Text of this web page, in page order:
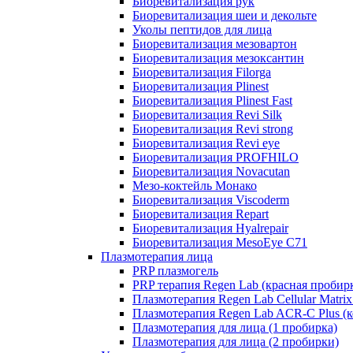
Биоревитализация шеи и декольте
Уколы пептидов для лица
Биоревитализация мезовартон
Биоревитализация мезоксантин
Биоревитализация Filorga
Биоревитализация Plinest
Биоревитализация Plinest Fast
Биоревитализация Revi Silk
Биоревитализация Revi strong
Биоревитализация Revi eye
Биоревитализация PROFHILO
Биоревитализация Novacutan
Мезо-коктейль Монако
Биоревитализация Viscoderm
Биоревитализация Repart
Биоревитализация Hyalrepair
Биоревитализация MesoEye C71
Плазмотерапия лица
PRP плазмогель
PRP терапия Regen Lab (красная
Плазмотерапия Regen Lab Cellular
Плазмотерапия Regen Lab ACR-C Plus
Плазмотерапия для лица (1 пробирка)
Плазмотерапия для лица (2 пробирки)